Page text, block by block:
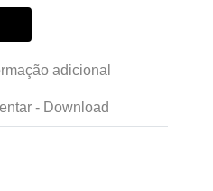
adicional
- Download